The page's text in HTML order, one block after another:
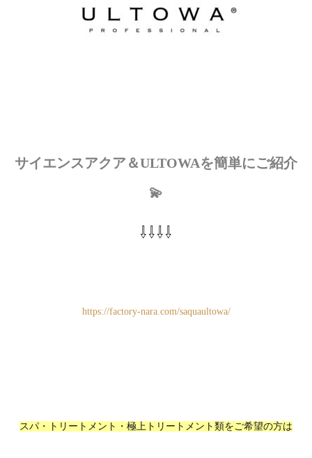
サイエンスアクア＆ULTOWAを簡単にご紹介
💫
⇩⇩⇩⇩
https://factory-nara.com/saquaultowa/
スパ・トリートメント・極上トリートメント類をご希望の方は